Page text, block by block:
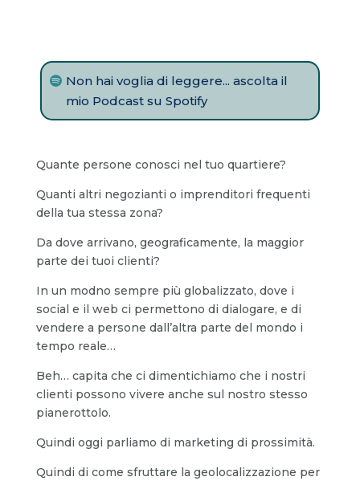
Non hai voglia di leggere... ascolta il
mio Podcast su Spotify
Quante persone conosci nel tuo quartiere?
Quanti altri negozianti o imprenditori frequenti
della tua stessa zona?
Da dove arrivano, geograficamente, la maggior
parte dei tuoi clienti?
In un modno sempre più globalizzato, dove i
social e il web ci permettono di dialogare, e di
vendere a persone dall’altra parte del mondo i
tempo reale…
Beh… capita che ci dimentichiamo che i nostri
clienti possono vivere anche sul nostro stesso
pianerottolo.
Quindi oggi parliamo di marketing di prossimità.
Quindi di come sfruttare la geolocalizzazione per